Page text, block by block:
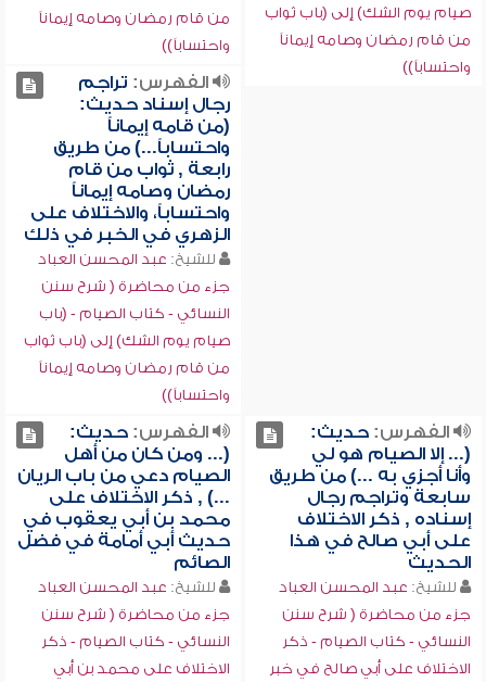
صيام يوم الشك) إلى (باب ثواب
من قام رمضان وصامه إيماناً
واحتساباً))
من قام رمضان وصامه إيماناً
واحتساباً))
الفهرس: تراجم
رجال إسناد حديث:
(من قامه إيماناً
واحتساباً...) من طريق
رابعة , ثواب من قام
رمضان وصامه إيماناً
واحتساباً، والاختلاف على
الزهري في الخبر في ذلك
للشيخ: عبد المحسن العباد
جزء من محاضرة ( شرح سنن
النسائي - كتاب الصيام - (باب
صيام يوم الشك) إلى (باب ثواب
من قام رمضان وصامه إيماناً
واحتساباً))
الفهرس:حديث:
(... إلا الصيام هو لي
وأنا أجزي به ...) من طريق
سابعة وتراجم رجال
إسناده , ذكر الاختلاف
على أبي صالح في هذا
الحديث
للشيخ: عبد المحسن العباد
جزء من محاضرة ( شرح سنن
النسائي - كتاب الصيام - ذكر
الاختلاف على أبي صالح في خبر
الفهرس:حديث:
(... ومن كان من أهل
الصيام دعي من باب الريان
...) , ذكر الاختلاف على
محمد بن أبي يعقوب في
حديث أبي أمامة في فضل
الصائم
للشيخ: عبد المحسن العباد
جزء من محاضرة ( شرح سنن
النسائي - كتاب الصيام - ذكر
الاختلاف على محمد بن أبي